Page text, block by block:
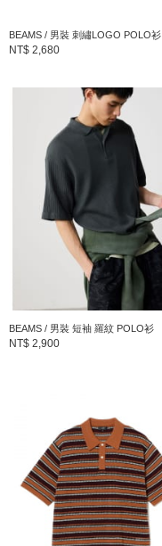
BEAMS / 男裝 刺繡LOGO POLO衫
NT$ 2,680
BEAMS / 男裝 短袖 羅紋 POLO衫
NT$ 2,900